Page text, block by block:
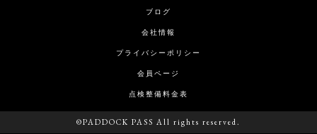
ブログ
会社情報
プライバシーポリシー
会員ページ
点検整備料金表
©PADDOCK PASS All rights reserved.